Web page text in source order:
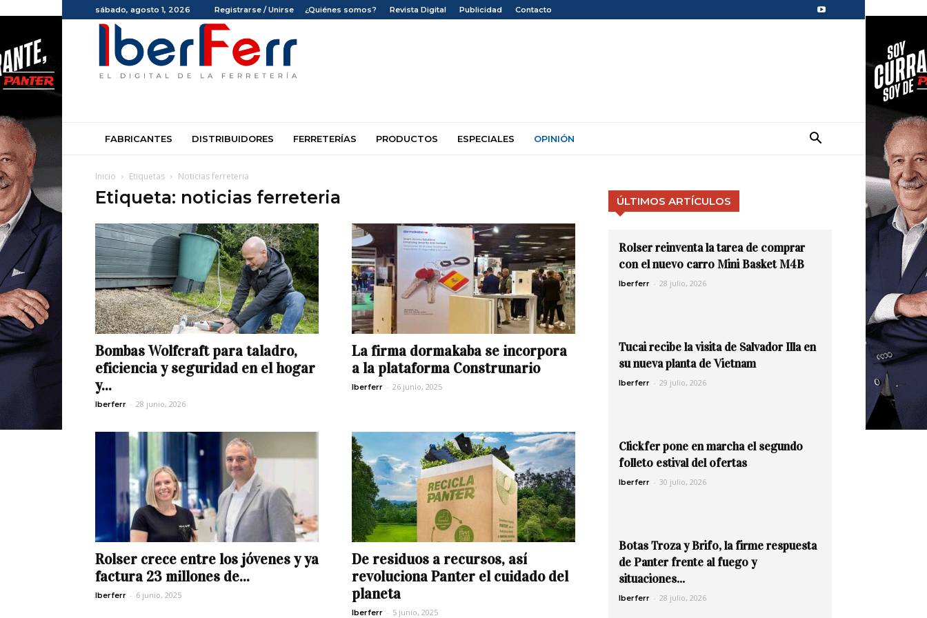
sábado, agosto 1, 2026 Registrarse / Unirse ¿Quiénes somos? Revista Digital Publicidad Contacto
Iberferr
FABRICANTES DISTRIBUIDORES FERRETERÍAS PRODUCTOS ESPECIALES OPINIÓN
Inicio Etiquetas Noticias ferreteria
Etiqueta: noticias ferreteria
Bombas Wolfcraft para taladro,
eficiencia y seguridad en el hogar
y...
Iberferr - 28 junio, 2026
La firma dormakaba se incorpora
a la plataforma Construnario
Iberferr - 26 junio, 2025
Rolser crece entre los jóvenes y ya
factura 23 millones de...
Iberferr - 6 junio, 2025
De residuos a recursos, así
revoluciona Panter el cuidado del
planeta
Iberferr - 5 junio, 2025
ÚLTIMOS ARTÍCULOS
Rolser reinventa la tarea de comprar
con el nuevo carro Mini Basket M4B
Iberferr - 28 julio, 2026
Tucai recibe la visita de Salvador Illa en
su nueva planta de Vietnam
Iberferr - 29 julio, 2026
Clickfer pone en marcha el segundo
folleto estival del ofertas
Iberferr - 30 julio, 2026
Botas Troza y Brifo, la firme respuesta
de Panter frente al fuego y
situaciones...
Iberferr - 28 julio, 2026